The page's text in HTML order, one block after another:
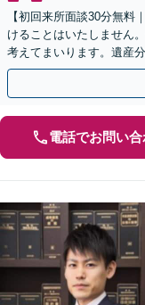
【初回来所面談30分無料
けることはいたしません
考えてまいります。遺産
活などどのようなお悩み
電話でお問い合